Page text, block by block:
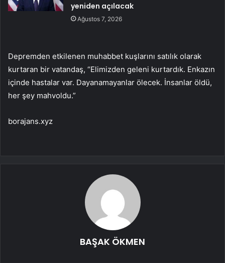
yeniden açılacak
Ağustos 7, 2026
Depremden etkilenen muhabbet kuşlarını satılık olarak
kurtaran bir vatandaş, “Elimizden geleni kurtardık. Enkazın
içinde hastalar var. Dayanamayanlar ölecek. İnsanlar öldü,
her şey mahvoldu.”
borajans.xyz
BAŞAK ÖKMEN